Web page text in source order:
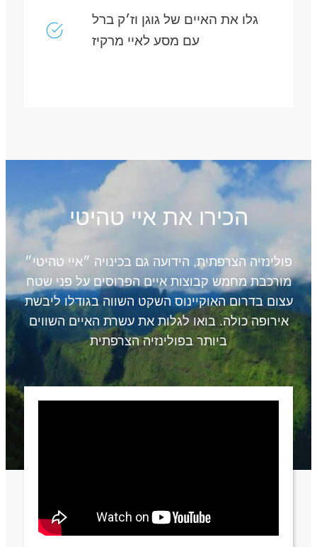
גלו את האיים של גוגן וז׳ק ברל
עם מסע לאיי מרקיז
הכירו את איי טהיטי
פולינזיה הצרפתית, הידועה גם בכינויה ״איי טהיטי״
מורכבת מחמש קבוצות איים הפרוסים על פני שטח
עצום בדרום האוקיינוס השקט השווה בגודלו ליבשת
אירופה כולה. בואו לגלות את עשרת האיים השווים
ביותר בפולינזיה הצרפתית